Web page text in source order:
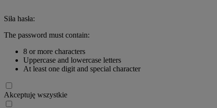
Siła hasła:
The password must contain:
8 or more characters
Uppercase and lowercase letters
At least one digit and special character
Akceptuję wszystkie